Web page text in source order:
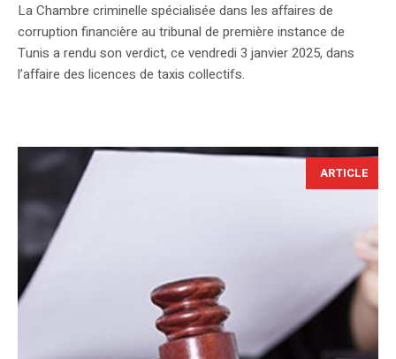
La Chambre criminelle spécialisée dans les affaires de
corruption financière au tribunal de première instance de
Tunis a rendu son verdict, ce vendredi 3 janvier 2025, dans
l’affaire des licences de taxis collectifs.
ARTICLE